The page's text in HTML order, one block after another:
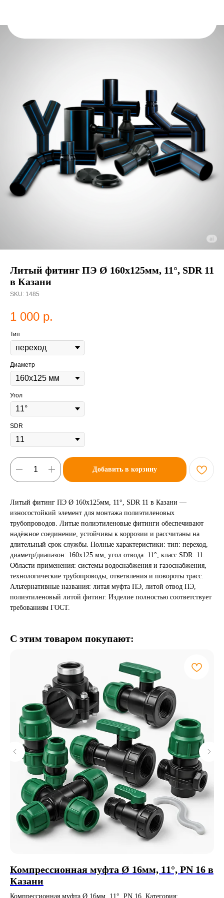
Литый фитинг ПЭ Ø 160х125мм, 11°, SDR 11
в Казани
SKU: 1485
1 000 р.
Тип
Диаметр
Угол
SDR
Добавить в корзину
Литый фитинг ПЭ Ø 160х125мм, 11°, SDR 11 в Казани —
износостойкий элемент для монтажа полиэтиленовых
трубопроводов. Литые полиэтиленовые фитинги обеспечивают
надёжное соединение, устойчивы к коррозии и рассчитаны на
длительный срок службы. Полные характеристики: тип: переход,
диаметр/диапазон: 160х125 мм, угол отвода: 11°, класс SDR: 11.
Области применения: системы водоснабжения и газоснабжения,
технологические трубопроводы, ответвления и повороты трасс.
Альтернативные названия: литая муфта ПЭ, литой отвод ПЭ,
полиэтиленовый литой фитинг. Изделие полностью соответствует
требованиям ГОСТ.
С этим товаром покупают:
Компрессионная муфта Ø 16мм, 11°, PN 16 в
Казани
Компрессионная муфта Ø 16мм, 11°, PN 16. Категория: